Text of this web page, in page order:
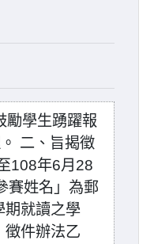
勵學生踴躍報
二、旨揭徵
108年6月28
賽姓名」為郵
期就讀之學
徵件辦法乙